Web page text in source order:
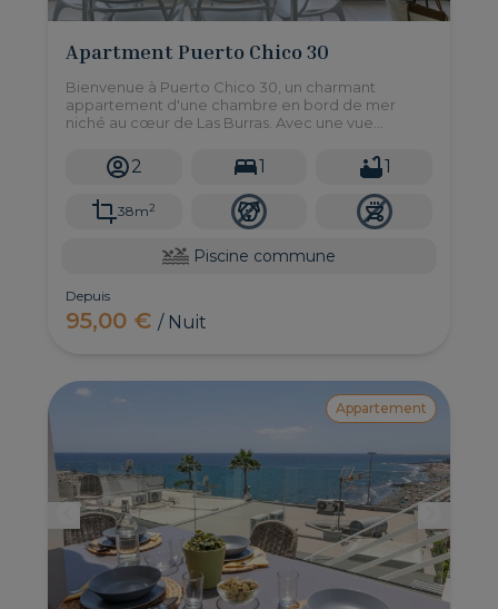
Apartment Puerto Chico 30
Bienvenue à Puerto Chico 30, un charmant
appartement d'une chambre en bord de mer
niché au cœur de Las Burras. Avec une vue
offre l'évasion parfaite pour les couples en quête
de détente et de tranquillité.
2 1 1
38m2
Piscine commune
Depuis
95,00 €/ Nuit
Appartement